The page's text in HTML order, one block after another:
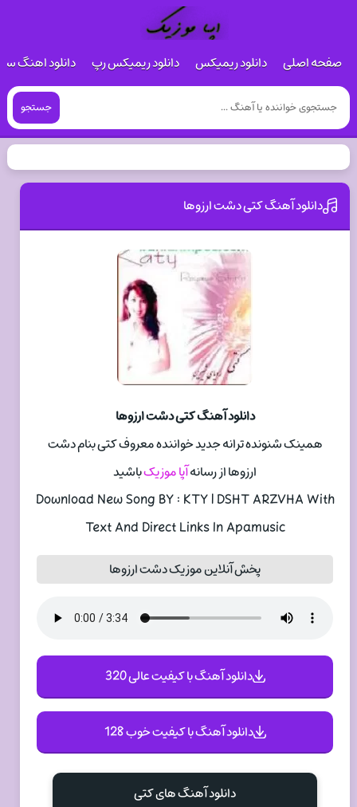
صفحه اصلی دانلود ریمیکس دانلود ریمیکس رپ دانلود اهنگ
جستجو
دانلود آهنگ کتی دشت ارزوها
دانلود آهنگ کتی دشت ارزوها
همینک شنونده ترانه جدید خواننده معروف کتی بنام دشت
ارزوها از رسانهآپا موزیکباشید
Download New Song BY : KTY | DSHT ARZVHA With
Text And Direct Links In Apamusic
پخش آنلاین موزیک دشت ارزوها
دانلود آهنگ با کیفیت عالی 320
دانلود آهنگ با کیفیت خوب 128
دانلود آهنگ های کتی